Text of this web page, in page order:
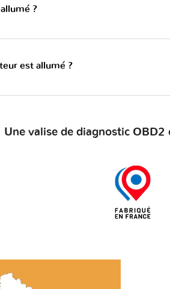
?
est allumé ?
Une valise de diagnostic